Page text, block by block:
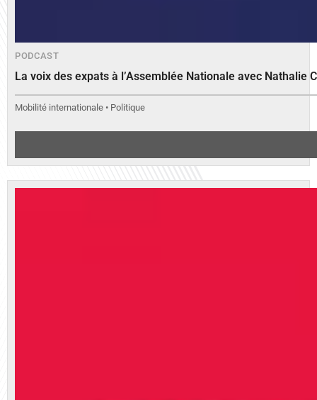
PODCAST
La voix des expats à l’Assemblée Nationale avec Nathalie
Mobilité internationale • Politique